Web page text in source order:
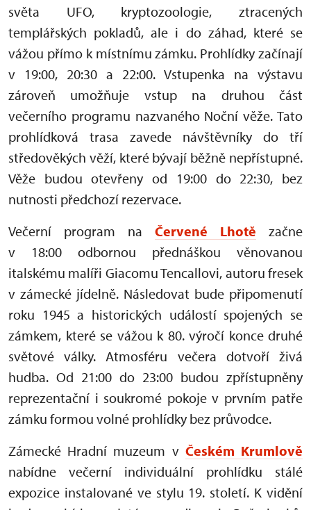
světa UFO, kryptozoologie, ztracených
templářských pokladů, ale i do záhad, které se
vážou přímo k místnímu zámku. Prohlídky začínají
v 19:00, 20:30 a 22:00. Vstupenka na výstavu
zároveň umožňuje vstup na druhou část
večerního programu nazvaného Noční věže. Tato
prohlídková trasa zavede návštěvníky do tří
středověkých věží, které bývají běžně nepřístupné.
Věže budou otevřeny od 19:00 do 22:30, bez
nutnosti předchozí rezervace.
Večerní program na Červené Lhotě začne
v 18:00 odbornou přednáškou věnovanou
italskému malíři Giacomu Tencallovi, autoru fresek
v zámecké jídelně. Následovat bude připomenutí
roku 1945 a historických událostí spojených se
zámkem, které se vážou k 80. výročí konce druhé
světové války. Atmosféru večera dotvoří živá
hudba. Od 21:00 do 23:00 budou zpřístupněny
reprezentační i soukromé pokoje v prvním patře
zámku formou volné prohlídky bez průvodce.
Zámecké Hradní muzeum v Českém Krumlově
nabídne večerní individuální prohlídku stálé
expozice instalované ve stylu 19. století. K vidění